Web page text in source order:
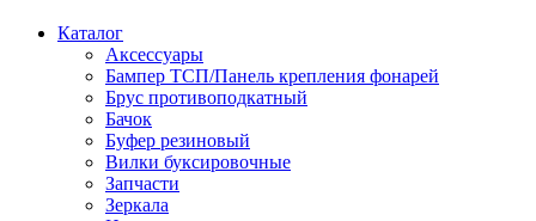
Каталог
Аксессуары
Бампер ТСП/Панель крепления фонарей
Брус противоподкатный
Бачок
Буфер резиновый
Вилки буксировочные
Запчасти
Зеркала